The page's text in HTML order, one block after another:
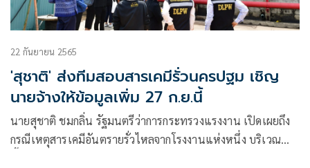
22 กันยายน 2565
'สุชาติ' ส่งทีมสอบสารเคมีรั่วนครปฐม เชิญ
นายจ้างให้ข้อมูลเพิ่ม 27 ก.ย.นี้
นายสุชาติ ชมกลิ่น รัฐมนตรีว่าการกระทรวงแรงงาน เปิดเผยถึง
กรณีเหตุสารเคมีอันตรายรั่วไหลจากโรงงานแห่งหนึ่ง บริเวณ